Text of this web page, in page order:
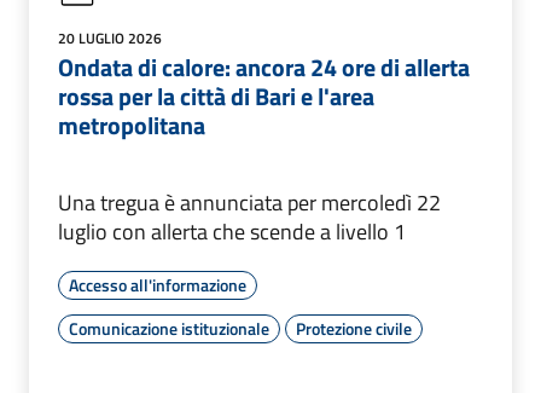
20 LUGLIO 2026
Ondata di calore: ancora 24 ore di allerta
rossa per la città di Bari e l'area
metropolitana
Una tregua è annunciata per mercoledì 22
luglio con allerta che scende a livello 1
Accesso all'informazione
Comunicazione istituzionale
Protezione civile